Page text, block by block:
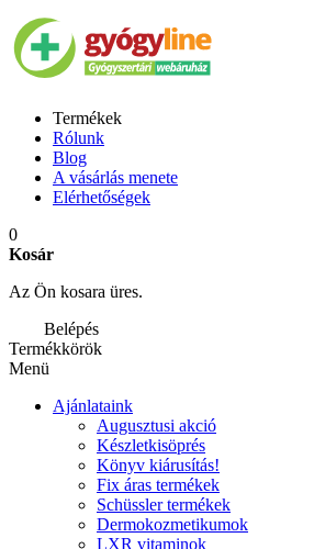
Termékek
Rólunk
Blog
A vásárlás menete
Elérhetőségek
0
Kosár
Az Ön kosara üres.
Belépés
Termékkörök
Menü
Ajánlataink
Augusztusi akció
Készletkisöprés
Könyv kiárusítás!
Fix áras termékek
Schüssler termékek
Dermokozmetikumok
LXR vitaminok